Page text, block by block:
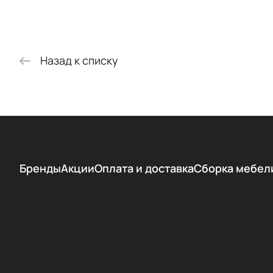
Назад к списку
БрендыАкцииОплата и доставкаСборка